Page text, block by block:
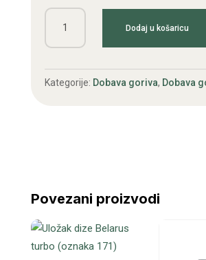
Gar.brtvi,
gumica
semeringa
Dodaj u košaricu
Kategorije: Dobava goriva, Dobava
Povezani proizvodi